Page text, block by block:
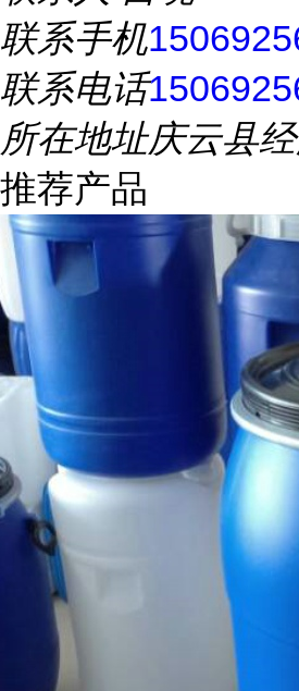
联系手机
联系电话
所在地址庆云县
推荐产品